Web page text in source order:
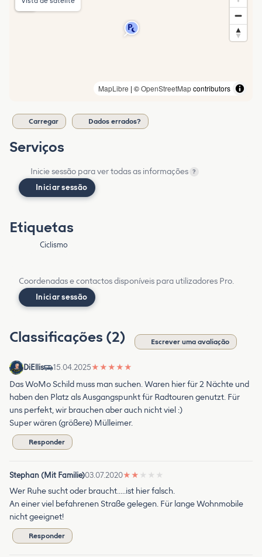
MapLibre | ©OpenStreetMapcontributors
Carregar Dados errados?
Serviços
Inicie sessão para ver todas as informações ?
Iniciar sessão
Etiquetas
Ciclismo
Coordenadas e contactos disponíveis para utilizadores Pro.
Iniciar sessão
Classificações (2) Escrever uma avaliação
DiEllis 15.04.2025★ ★ ★ ★ ★
Das WoMo Schild muss man suchen. Waren hier für 2 Nächte und
haben den Platz als Ausgangspunkt für Radtouren genutzt. Für
uns perfekt, wir brauchen aber auch nicht viel :)
Super wären (größere) Mülleimer.
Responder
Stephan (Mit Familie)03.07.2020★ ★ ★ ★ ★
Wer Ruhe sucht oder braucht.....ist hier falsch.
An einer viel befahrenen Straße gelegen. Für lange Wohnmobile
nicht geeignet!
Responder